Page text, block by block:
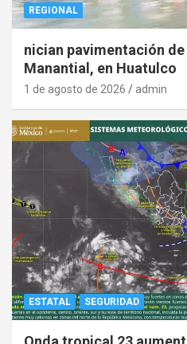
REGIONAL
nician pavimentación
Manantial, en Huatulco
1 de agosto de 2026 admin
ESTATAL SEGURIDAD